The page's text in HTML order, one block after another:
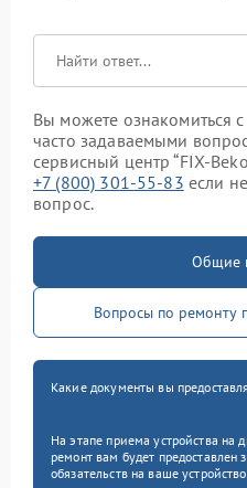
Вы можете ознакомиться
часто задаваемыми
сервисный центр “FIX-
+7 (800) 301-55-83 если
вопрос.
Общие
Вопросы по ремонту
Какие документы вы
На этапе приема устройства на
ремонт вам будет предоставлен
обязательств на ваше